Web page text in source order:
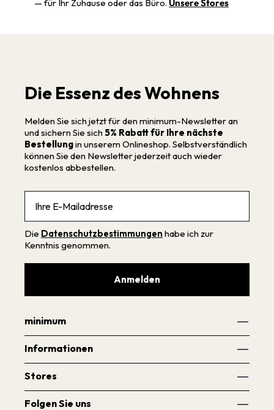
— für Ihr Zuhause oder das Büro. Unsere Stores
Die Essenz des Wohnens
Melden Sie sich jetzt für den minimum-Newsletter an
und sichern Sie sich 5% Rabatt für Ihre nächste
Bestellungin unserem Onlineshop. Selbstverständlich
können Sie den Newsletter jederzeit auch wieder
kostenlos abbestellen.
Die Datenschutzbestimmungen habe ich zur
Kenntnis genommen.
Anmelden
minimum
Informationen
Stores
Folgen Sie uns